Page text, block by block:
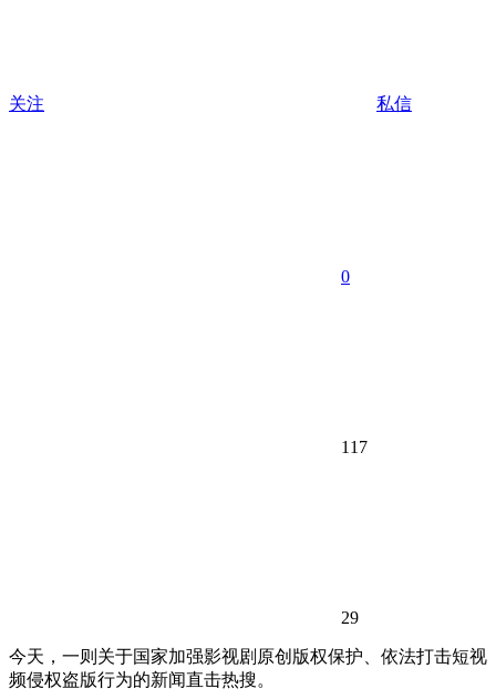
关注 私信
0
117
29
今天，一则关于国家加强影视剧原创版权保护、依法打击短视
频侵权盗版行为的新闻直击热搜。